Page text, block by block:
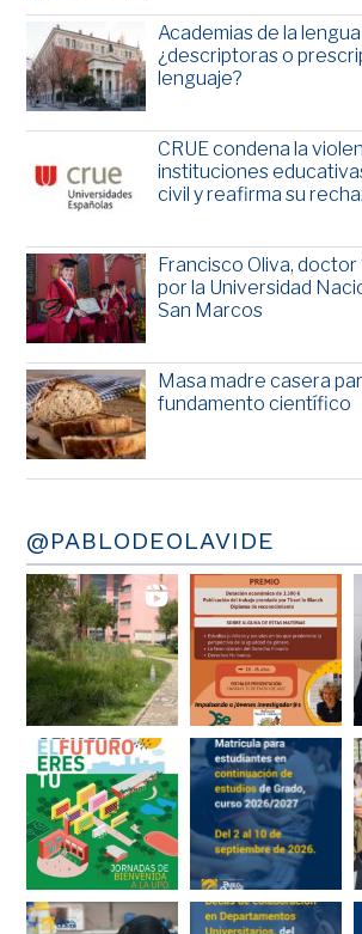
Academias de la
¿descriptoras o
lenguaje?
CRUE condena la
instituciones
civil y reafirma su
Francisco Oliva, doctor
por la Universidad
San Marcos
Masa madre casera
fundamento científico
@PABLODEOLAVIDE